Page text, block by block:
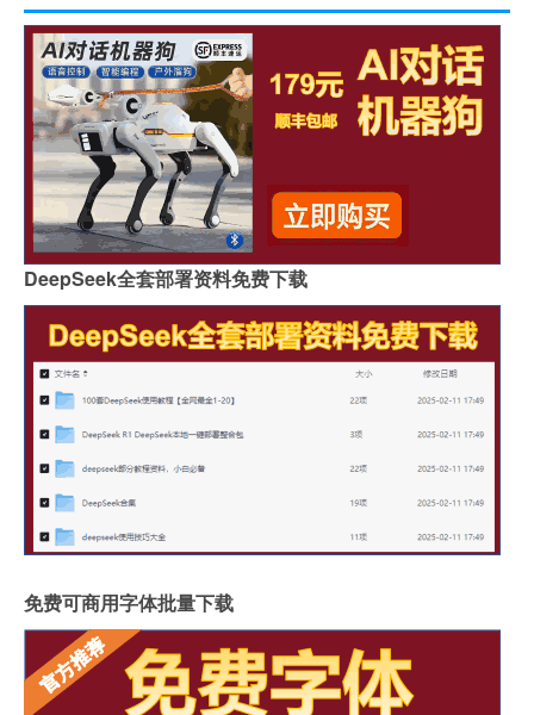
DeepSeek全套部署资料免费下载
免费可商用字体批量下载